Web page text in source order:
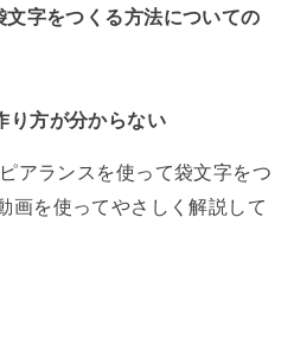
字をつくる方法についての
方が分からない
アランスを使って袋文字をつ
画を使ってやさしく解説して